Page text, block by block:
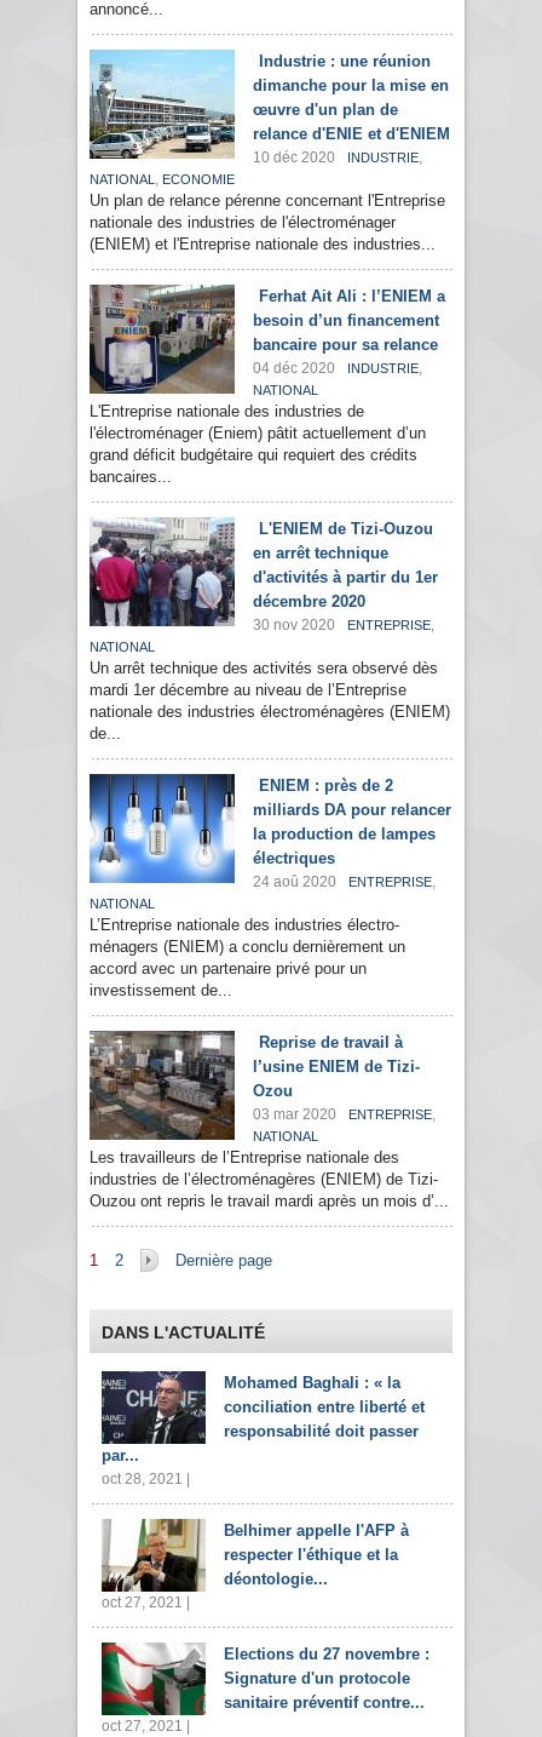
annoncé...
Industrie : une réunion
dimanche pour la mise en
œuvre d'un plan de
relance d'ENIE et d'ENIEM
10 déc 2020 INDUSTRIE,
NATIONAL , ECONOMIE
Un plan de relance pérenne concernant l'Entreprise
nationale des industries de l'électroménager
(ENIEM) et l'Entreprise nationale des industries...
Ferhat Ait Ali : l’ENIEM a
besoin d’un financement
bancaire pour sa relance
04 déc 2020 INDUSTRIE,
NATIONAL
L'Entreprise nationale des industries de
l'électroménager (Eniem) pâtit actuellement d’un
grand déficit budgétaire qui requiert des crédits
bancaires...
L'ENIEM de Tizi-Ouzou
en arrêt technique
d'activités à partir du 1er
décembre 2020
30 nov 2020 ENTREPRISE,
NATIONAL
Un arrêt technique des activités sera observé dès
mardi 1er décembre au niveau de l’Entreprise
nationale des industries électroménagères (ENIEM)
de...
ENIEM : près de 2
milliards DA pour relancer
la production de lampes
électriques
24 aoû 2020 ENTREPRISE,
NATIONAL
L’Entreprise nationale des industries électro-
ménagers (ENIEM) a conclu dernièrement un
accord avec un partenaire privé pour un
investissement de...
Reprise de travail à
l’usine ENIEM de Tizi-
Ozou
03 mar 2020 ENTREPRISE,
NATIONAL
Les travailleurs de l’Entreprise nationale des
industries de l’électroménagères (ENIEM) de Tizi-
Ouzou ont repris le travail mardi après un mois d’...
Pages
1 2 Dernière page
DANS L'ACTUALITÉ
Mohamed Baghali : « la
conciliation entre liberté et
responsabilité doit passer
par...
oct 28, 2021 |
Belhimer appelle l'AFP à
respecter l'éthique et la
déontologie...
oct 27, 2021 |
Elections du 27 novembre :
Signature d'un protocole
sanitaire préventif contre...
oct 27, 2021 |